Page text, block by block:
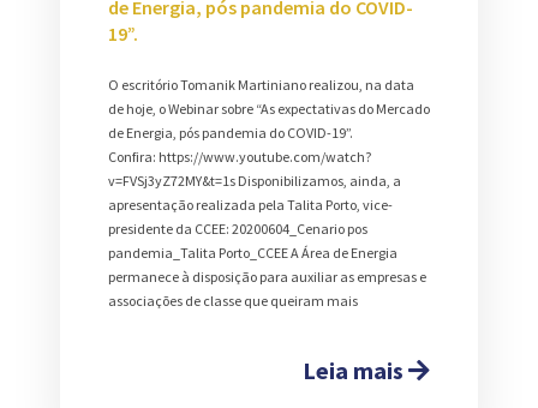
de Energia, pós pandemia do COVID-
19”.
O escritório Tomanik Martiniano realizou, na data
de hoje, o Webinar sobre “As expectativas do Mercado
de Energia, pós pandemia do COVID-19”.
Confira: https://www.youtube.com/watch?
v=FVSj3yZ72MY&t=1s Disponibilizamos, ainda, a
apresentação realizada pela Talita Porto, vice-
presidente da CCEE: 20200604_Cenario pos
pandemia_Talita Porto_CCEE A Área de Energia
permanece à disposição para auxiliar as empresas e
associações de classe que queiram mais
Leia mais